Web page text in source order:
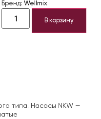
Бренд: Wellmix
В корзину
типа. Насосы NKW —